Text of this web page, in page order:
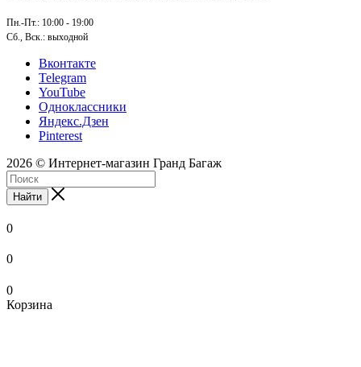
Пн.-Пт.: 10:00 - 19:00
Сб., Вск.: выходной
Вконтакте
Telegram
YouTube
Одноклассники
Яндекс.Дзен
Pinterest
2026 © Интернет-магазин Гранд Багаж
Найти
0
0
0
Корзина